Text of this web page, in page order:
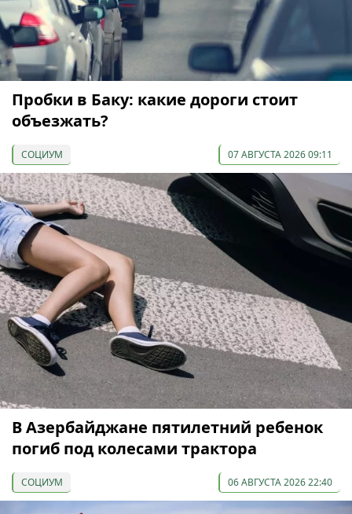
Пробки в Баку: какие дороги стоит
объезжать?
СОЦИУМ 07 АВГУСТА 2026 09:11
В Азербайджане пятилетний ребенок
погиб под колесами трактора
СОЦИУМ 06 АВГУСТА 2026 22:40